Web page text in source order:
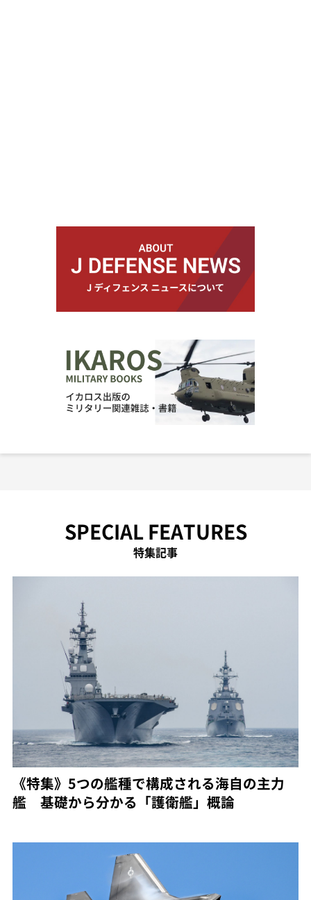
SPECIAL FEATURES
特集記事
《特集》5つの艦種で構成される海自の主力
艦 基礎から分かる「護衛艦」概論